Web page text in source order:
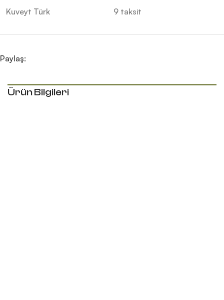
Kuveyt Türk 9 taksit
Paylaş:
Ürün Bilgileri